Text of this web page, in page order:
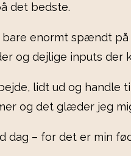
det bedste.
enormt spændt
og dejlige inputs der
lidt ud og handle
og det glæder jeg
dag – for det er min